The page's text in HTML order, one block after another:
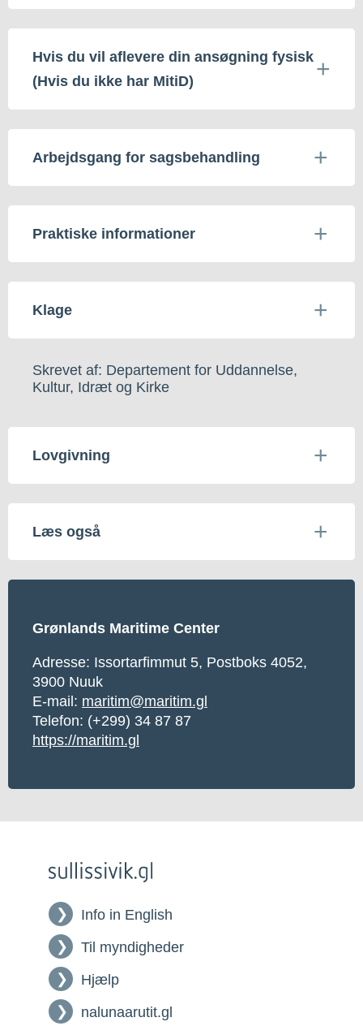
Hvis du vil aflevere din ansøgning fysisk
(Hvis du ikke har MitiD)
Arbejdsgang for sagsbehandling
Praktiske informationer
Klage
Skrevet af: Departement for Uddannelse,
Kultur, Idræt og Kirke
Lovgivning
Læs også
Grønlands Maritime Center
Adresse: Issortarfimmut 5, Postboks 4052,
3900 Nuuk
E-mail: maritim@maritim.gl
Telefon: (+299) 34 87 87
https://maritim.gl
Info in English
Til myndigheder
Hjælp
nalunaarutit.gl